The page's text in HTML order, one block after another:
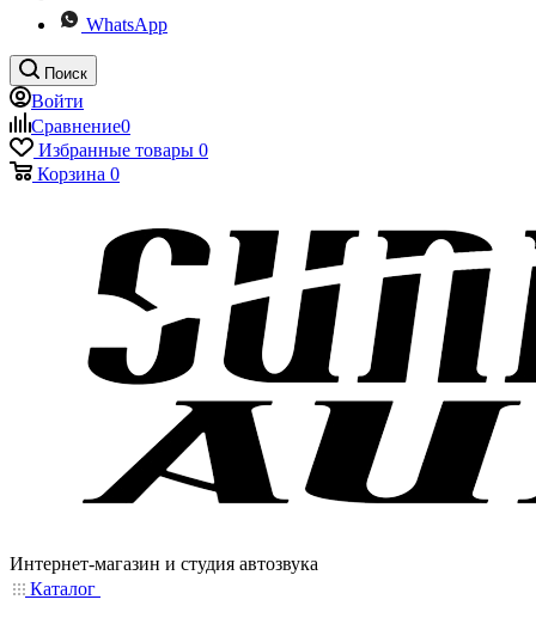
WhatsApp
Поиск
Войти
Сравнение0
Избранные товары 0
Корзина 0
Интернет-магазин и студия автозвука
Каталог